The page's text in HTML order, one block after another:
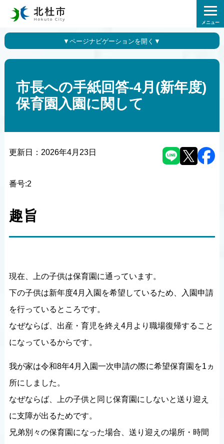
メニュー
市長への手紙回答-4月(新年度)
保育園入園に関して
更新日： 2026年4月23日
番号:2
趣旨
現在、上の子供は保育園に通っています。
下の子供は新年度4月入園を希望しているため、入園申請
を行っているところです。
なぜならば、出産・育児を終え4月より職場復帰すること
になっているからです。
我が家は令和8年4月入園一次申請の際に希望保育園を1ヵ
所にしました。
なぜならば、上の子供と同じ保育園にしないと送り迎え
に支障が出るためです。
兄弟別々の保育園になった場合、送り迎えの場所・時間